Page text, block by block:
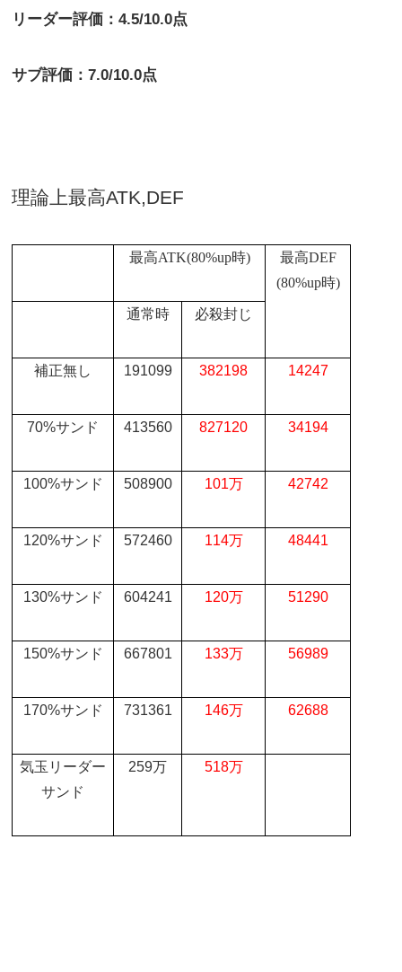
リーダー評価：4.5/10.0点
サブ評価：7.0/10.0点
理論上最高ATK,DEF
最高ATK(80%up時) 最高DEF
(80%up時)
通常時 必殺封じ
補正無し 191099 382198 14247
70%サンド 413560 827120 34194
100%サンド 508900 101万 42742
120%サンド 572460 114万 48441
130%サンド 604241 120万 51290
150%サンド 667801 133万 56989
170%サンド 731361 146万 62688
気玉リーダー
サンド
259万 518万